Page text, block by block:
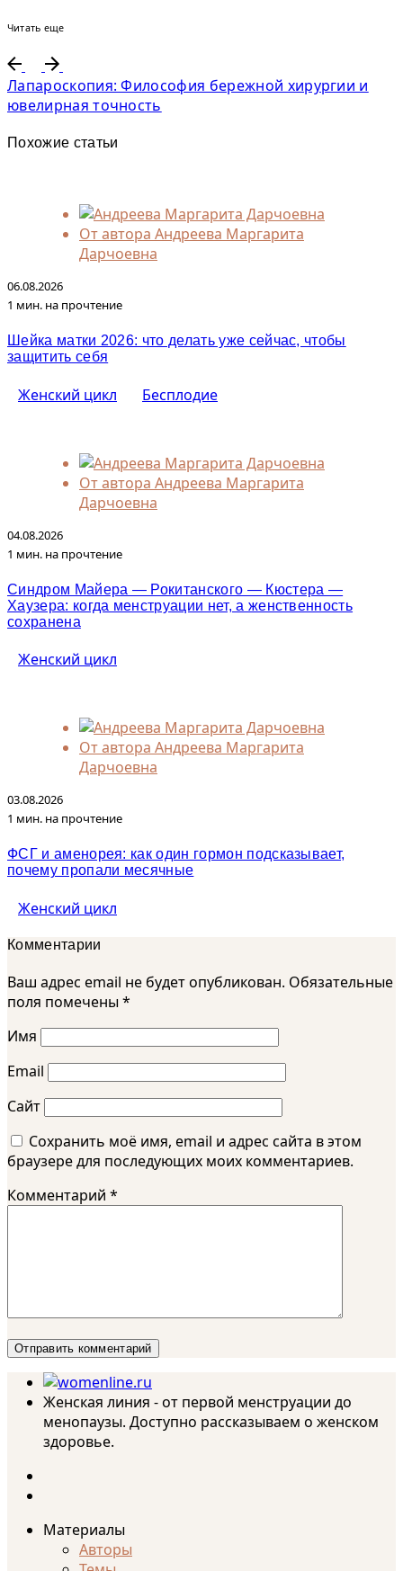
Читать еще
Лапароскопия: Философия бережной хирургии и
ювелирная точность
Похожие статьи
От автора Андреева Маргарита
Дарчоевна
06.08.2026
1 мин. на прочтение
Шейка матки 2026: что делать уже сейчас, чтобы
защитить себя
Женский цикл Бесплодие
От автора Андреева Маргарита
Дарчоевна
04.08.2026
1 мин. на прочтение
Синдром Майера — Рокитанского — Кюстера —
Хаузера: когда менструации нет, а женственность
сохранена
Женский цикл
От автора Андреева Маргарита
Дарчоевна
03.08.2026
1 мин. на прочтение
ФСГ и аменорея: как один гормон подсказывает,
почему пропали месячные
Женский цикл
Комментарии
Ваш адрес email не будет опубликован. Обязательные
поля помечены*
Имя
Email
Сайт
Сохранить моё имя, email и адрес сайта в этом
браузере для последующих моих комментариев.
Комментарий *
Женская линия - от первой менструации до
менопаузы. Доступно рассказываем о женском
здоровье.
Материалы
Авторы